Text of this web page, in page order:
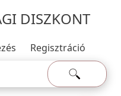
DISZKONT
Regisztráció